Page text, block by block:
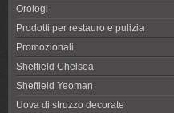
Orologi
Prodotti per restauro e pulizia
Promozionali
Sheffield Chelsea
Sheffield Yeoman
Uova di struzzo decorate